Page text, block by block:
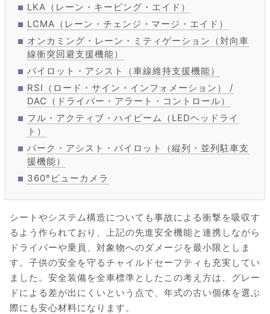
LKA（レーン・キーピング・エイド）
LCMA（レーン・チェンジ・マージ・エイド）
オンカミング・レーン・ミティゲーション（対向車
線衝突回避支援機能）
パイロット・アシスト（車線維持支援機能）
RSI（ロード・サイン・インフォメーション） /
DAC（ドライバー・アラート・コントロール）
フル・アクティブ・ハイビーム（LEDヘッドライ
ト）
パーク・アシスト・パイロット（縦列・並列駐車支
援機能）
360°ビューカメラ
シートやシステム構造についても事故による衝撃を吸収す
るよう作られており、上記の先進安全機能と連携しながら
ドライバーや乗員、対象物へのダメージを最小限としま
す。子供の安全を守るチャイルドセーフティも充実してい
ました。安全装備を全車標準としたこの考え方は、グレー
ドによる差が出にくいという点で、年式の古い個体を選ぶ
際にも安心材料になります。